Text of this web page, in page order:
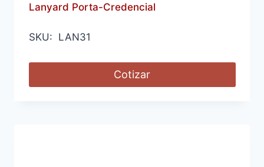
Lanyard Porta-Credencial
SKU: LAN31
Cotizar